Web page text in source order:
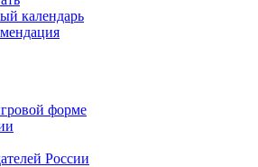
календарь
форме
России